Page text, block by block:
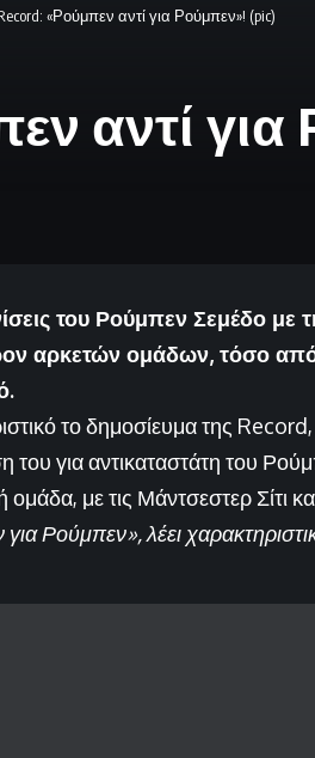
«Ρούμπεν αντί για Ρούμπεν»! (pic)
αντί
του Ρούμπεν Σεμέδο με
αρκετών ομάδων, τόσο
το δημοσίευμα της
του για αντικαταστάτη του
ομάδα, με τις Μάντσεστερ Σίτι
Ρούμπεν», λέει